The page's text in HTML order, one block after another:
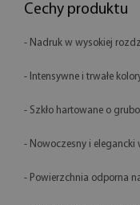
Cechy produktu
- Nadruk w wysokiej
- Intensywne i trwałe
- Szkło hartowane o
- Nowoczesny i elegancki
- Powierzchnia odporna